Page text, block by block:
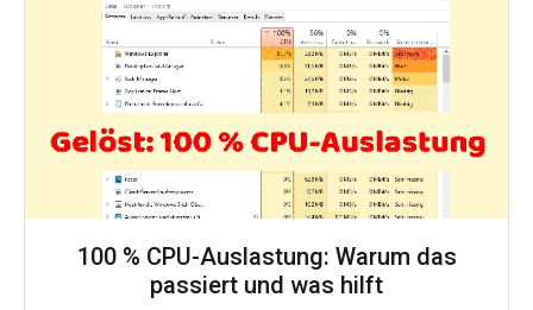
100 % CPU-Auslastung: Warum das
passiert und was hilft